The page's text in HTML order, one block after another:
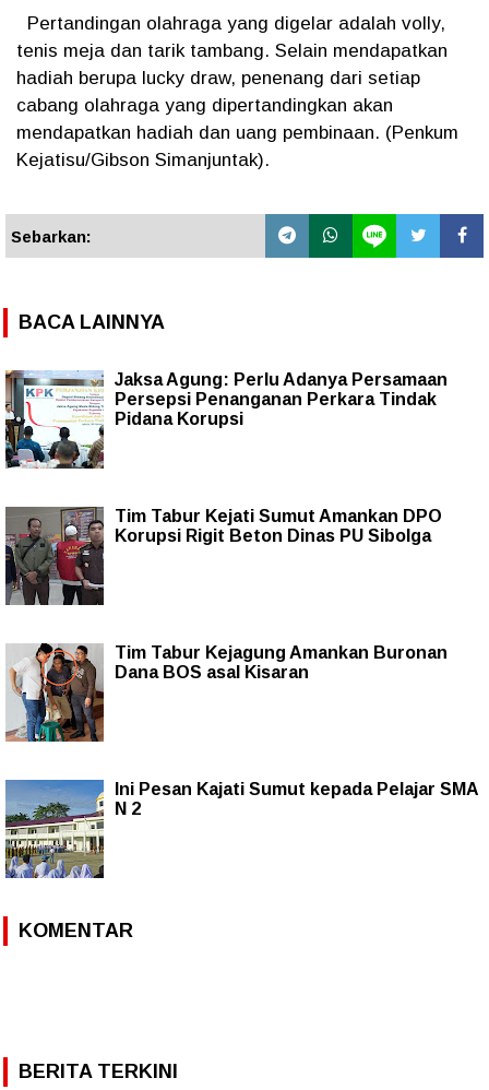
Pertandingan olahraga yang digelar adalah volly,
tenis meja dan tarik tambang. Selain mendapatkan
hadiah berupa lucky draw, penenang dari setiap
cabang olahraga yang dipertandingkan akan
mendapatkan hadiah dan uang pembinaan. (Penkum
Kejatisu/Gibson Simanjuntak).
Sebarkan:
BACA LAINNYA
Jaksa Agung: Perlu Adanya Persamaan
Persepsi Penanganan Perkara Tindak
Pidana Korupsi
Tim Tabur Kejati Sumut Amankan DPO
Korupsi Rigit Beton Dinas PU Sibolga
Tim Tabur Kejagung Amankan Buronan
Dana BOS asal Kisaran
Ini Pesan Kajati Sumut kepada Pelajar SMA
N 2
KOMENTAR
BERITA TERKINI